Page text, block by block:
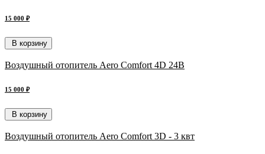
15 000 ₽
В корзину
Воздушный отопитель Aero Comfort 4D 24В
15 000 ₽
В корзину
Воздушный отопитель Aero Comfort 3D - 3 квт